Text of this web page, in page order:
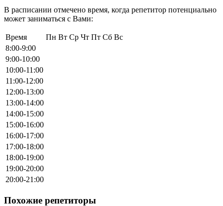
В расписании отмечено время, когда репетитор потенциально
может заниматься с Вами:
Время Пн Вт Ср Чт Пт Сб Вс
8:00-9:00
9:00-10:00
10:00-11:00
11:00-12:00
12:00-13:00
13:00-14:00
14:00-15:00
15:00-16:00
16:00-17:00
17:00-18:00
18:00-19:00
19:00-20:00
20:00-21:00
Похожие репетиторы